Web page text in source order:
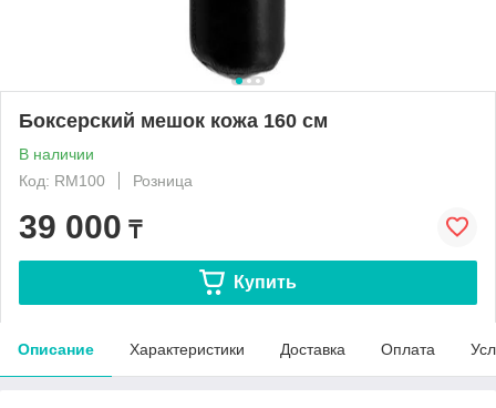
Боксерский мешок кожа 160 см
В наличии
Код: RM100
Розница
39 000 ₸
Купить
Описание Характеристики Доставка Оплата